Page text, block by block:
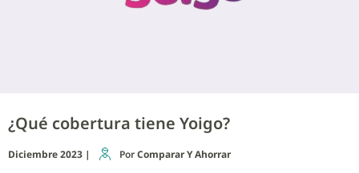
¿Qué cobertura tiene Yoigo?
Diciembre 2023 | PorComparar Y Ahorrar